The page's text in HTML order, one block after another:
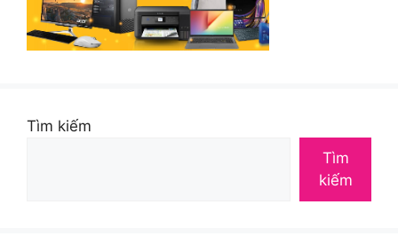
Tìm kiếm
Tìm
kiếm